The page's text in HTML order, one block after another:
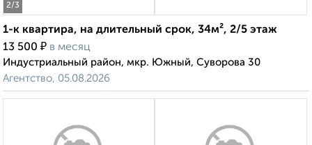
2/3
1-к квартира, на длительный срок, 34м², 2/5 этаж
13 500 ₽ в месяц
Индустриальный район, мкр. Южный, Суворова 30
Агентство, 05.08.2026